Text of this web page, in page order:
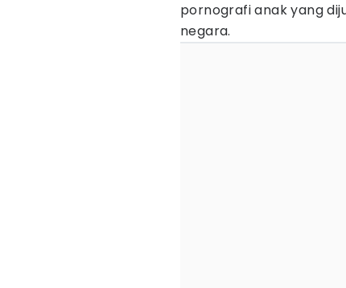
pornografi anak yang
negara.